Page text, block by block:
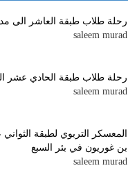
رحلة طلاب طبقة العاشر الى
saleem murad
رحلة طلاب طبقة الحادي عشر
saleem murad
المعسكر التربوي لطبقة
بن غوريون في بئر السبع
saleem murad